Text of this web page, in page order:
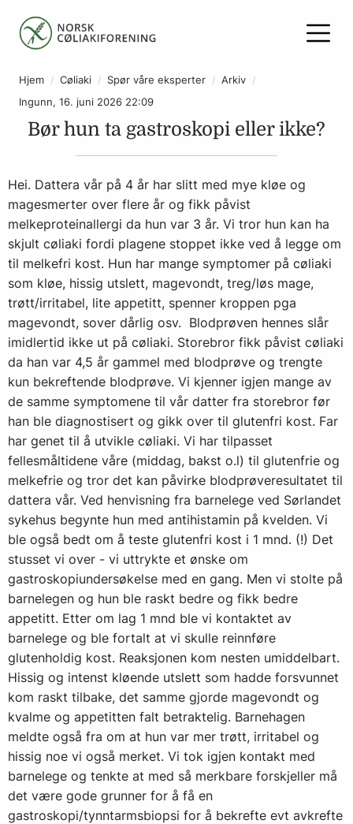
Hjem Cøliaki Spør våre eksperter
Arkiv
Ingunn, 16. juni 2026 22:09
Bør hun ta gastroskopi eller ikke?
Hei. Dattera vår på 4 år har slitt med mye kløe og
magesmerter over flere år og fikk påvist
melkeproteinallergi da hun var 3 år. Vi tror hun kan ha
skjult cøliaki fordi plagene stoppet ikke ved å legge om
til melkefri kost. Hun har mange symptomer på cøliaki
som kløe, hissig utslett, magevondt, treg/løs mage,
trøtt/irritabel, lite appetitt, spenner kroppen pga
magevondt, sover dårlig osv. Blodprøven hennes slår
imidlertid ikke ut på cøliaki. Storebror fikk påvist cøliaki
da han var 4,5 år gammel med blodprøve og trengte
kun bekreftende blodprøve. Vi kjenner igjen mange av
de samme symptomene til vår datter fra storebror før
han ble diagnostisert og gikk over til glutenfri kost. Far
har genet til å utvikle cøliaki. Vi har tilpasset
fellesmåltidene våre (middag, bakst o.l) til glutenfrie og
melkefrie og tror det kan påvirke blodprøveresultatet til
dattera vår. Ved henvisning fra barnelege ved Sørlandet
sykehus begynte hun med antihistamin på kvelden. Vi
ble også bedt om å teste glutenfri kost i 1 mnd. (!) Det
stusset vi over - vi uttrykte et ønske om
gastroskopiundersøkelse med en gang. Men vi stolte på
barnelegen og hun ble raskt bedre og fikk bedre
appetitt. Etter om lag 1 mnd ble vi kontaktet av
barnelege og ble fortalt at vi skulle reinnføre
glutenholdig kost. Reaksjonen kom nesten umiddelbart.
Hissig og intenst kløende utslett som hadde forsvunnet
kom raskt tilbake, det samme gjorde magevondt og
kvalme og appetitten falt betraktelig. Barnehagen
meldte også fra om at hun var mer trøtt, irritabel og
hissig noe vi også merket. Vi tok igjen kontakt med
barnelege og tenkte at med så merkbare forskjeller må
det være gode grunner for å få en
gastroskopi/tynntarmsbiopsi for å bekrefte evt avkrefte